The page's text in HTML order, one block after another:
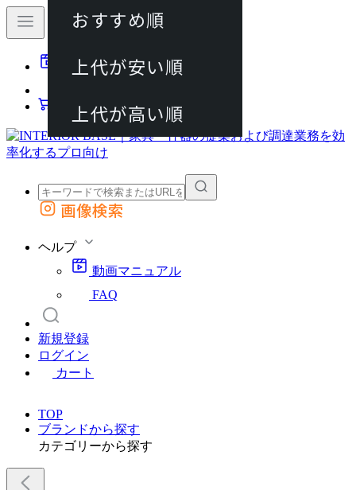
動画マニュアル
カート
外部サイトの商品をカートに追加
画像検索
ヘルプ
動画マニュアル
FAQ
新規登録
ログイン
カート
TOP
ブランドから探す
カテゴリーから探す
おすすめ順
上代が安い順
上代が高い順